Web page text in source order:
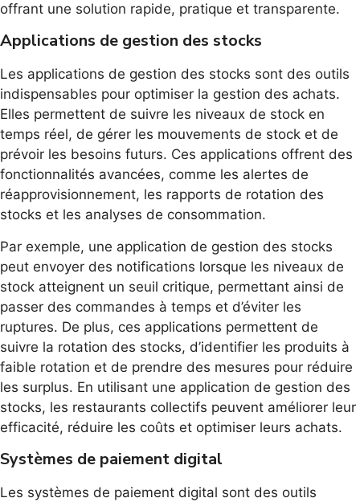
offrant une solution rapide, pratique et transparente.
Applications de gestion des stocks
Les applications de gestion des stocks sont des outils
indispensables pour optimiser la gestion des achats.
Elles permettent de suivre les niveaux de stock en
temps réel, de gérer les mouvements de stock et de
prévoir les besoins futurs. Ces applications offrent des
fonctionnalités avancées, comme les alertes de
réapprovisionnement, les rapports de rotation des
stocks et les analyses de consommation.
Par exemple, une application de gestion des stocks
peut envoyer des notifications lorsque les niveaux de
stock atteignent un seuil critique, permettant ainsi de
passer des commandes à temps et d’éviter les
ruptures. De plus, ces applications permettent de
suivre la rotation des stocks, d’identifier les produits à
faible rotation et de prendre des mesures pour réduire
les surplus. En utilisant une application de gestion des
stocks, les restaurants collectifs peuvent améliorer leur
efficacité, réduire les coûts et optimiser leurs achats.
Systèmes de paiement digital
Les systèmes de paiement digital sont des outils